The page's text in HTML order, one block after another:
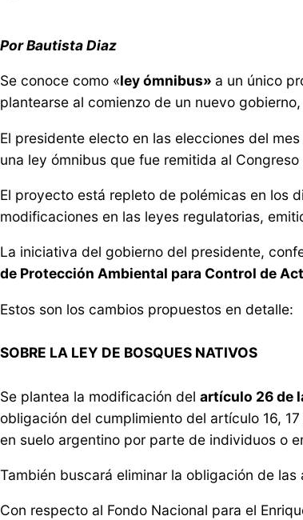
Por Bautista Diaz
Se conoce como «ley ómnibus» a un único
plantearse al comienzo de un nuevo
El presidente electo en las elecciones del
una ley ómnibus que fue remitida al
El proyecto está repleto de polémicas en los
modificaciones en las leyes regulatorias,
La iniciativa del gobierno del presidente,
de Protección Ambiental para Control de
Estos son los cambios propuestos en detalle:
SOBRE LA LEY DE BOSQUES NATIVOS
Se plantea la modificación del artículo 26 de
obligación del cumplimiento del artículo 16,
en suelo argentino por parte de individuos o
También buscará eliminar la obligación de
Con respecto al Fondo Nacional para el